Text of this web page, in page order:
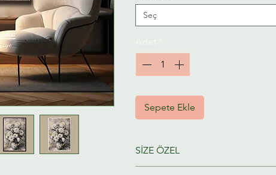
Seç
Sepete Ekle
SİZE ÖZEL